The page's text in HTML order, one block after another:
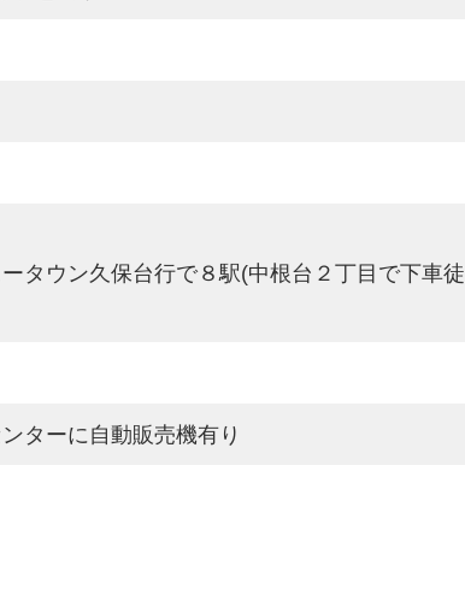
タウン久保台行で８駅(中根台２丁目で下車徒
ターに自動販売機有り